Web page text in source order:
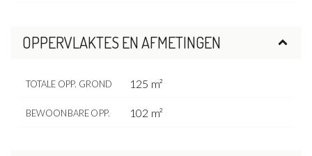
OPPERVLAKTES EN AFMETINGEN
TOTALE OPP. GROND 125 m²
BEWOONBARE OPP. 102 m²